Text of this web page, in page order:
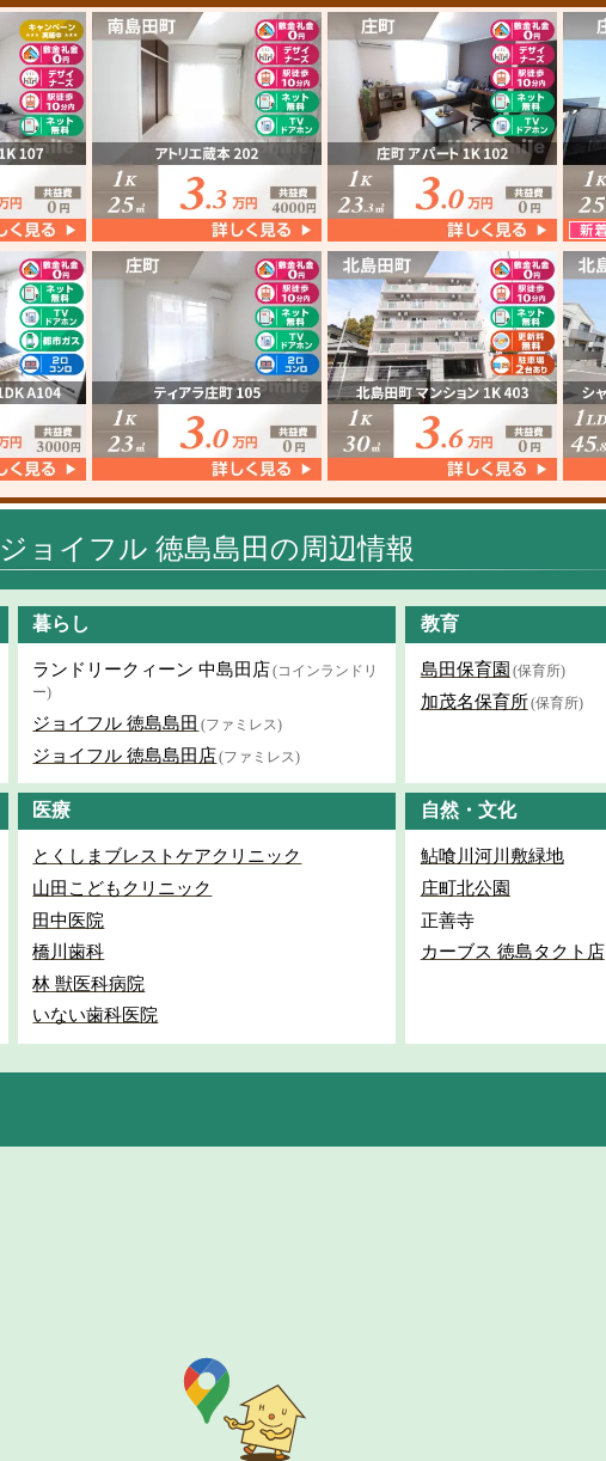
ジョイフル 徳島島田の周辺情報
暮らし
ランドリークィーン 中島田店(コインランドリ
ー)
ジョイフル 徳島島田 (ファミレス)
ジョイフル 徳島島田店(ファミレス)
教育
島田保育園 (保育所)
加茂名保育所(保育所)
医療
とくしまブレストケアクリニック
山田こどもクリニック
田中医院
橋川歯科
林 獣医科病院
いない歯科医院
自然・文化
鮎喰川河川敷緑地
庄町北公園
正善寺
カーブス 徳島タクト店